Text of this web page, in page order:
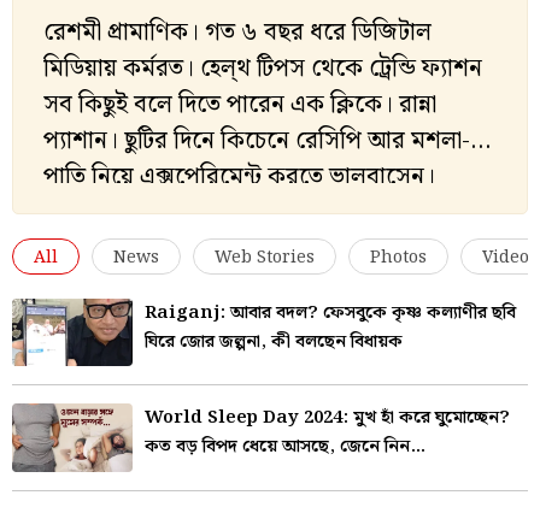
রেশমী প্রামাণিক। গত ৬ বছর ধরে ডিজিটাল
মিডিয়ায় কর্মরত। হেল্থ টিপস থেকে ট্রেন্ডি ফ্যাশন
সব কিছুই বলে দিতে পারেন এক ক্লিকে। রান্না
প্যাশান। ছুটির দিনে কিচেনে রেসিপি আর মশলা-
পাতি নিয়ে এক্সপেরিমেন্ট করতে ভালবাসেন।
All News Web Stories Photos Videos
Raiganj: আবার বদল? ফেসবুকে কৃষ্ণ কল্যাণীর ছবি
ঘিরে জোর জল্পনা, কী বলছেন বিধায়ক
World Sleep Day 2024: মুখ হাঁ করে ঘুমোচ্ছেন?
কত বড় বিপদ ধেয়ে আসছে, জেনে নিন…